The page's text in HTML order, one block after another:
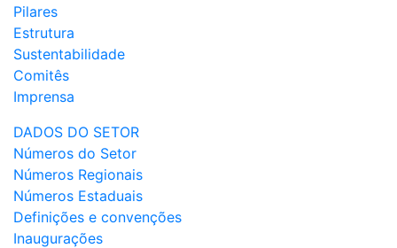
Pilares
Estrutura
Sustentabilidade
Comitês
Imprensa
DADOS DO SETOR
Números do Setor
Números Regionais
Números Estaduais
Definições e convenções
Inaugurações